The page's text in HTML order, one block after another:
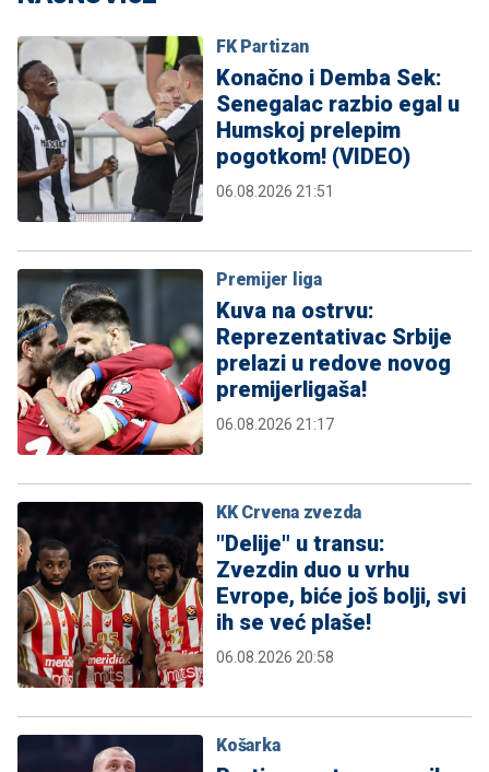
FK Partizan
Konačno i Demba Sek:
Senegalac razbio egal u
Humskoj prelepim
pogotkom! (VIDEO)
06.08.2026 21:51
Premijer liga
Kuva na ostrvu:
Reprezentativac Srbije
prelazi u redove novog
premijerligaša!
06.08.2026 21:17
KK Crvena zvezda
"Delije" u transu:
Zvezdin duo u vrhu
Evrope, biće još bolji, svi
ih se već plaše!
06.08.2026 20:58
Košarka